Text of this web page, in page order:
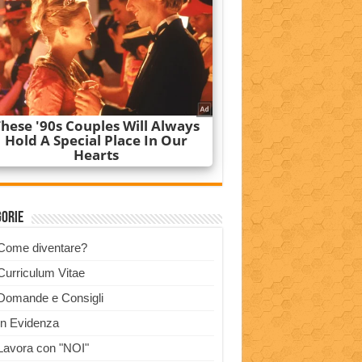
diventare?
Vitae
e Consigli
Evidenza
con "NOI"